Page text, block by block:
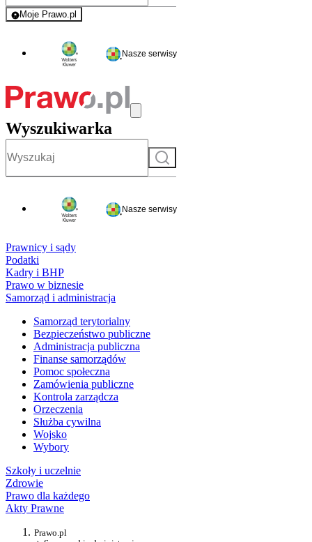
Moje Prawo.pl
- rejestracja i logowanie do serwisu
Nasze serwisy
Wyszukiwarka
Szukaj
Nasze serwisy
Prawnicy i sądy
Podatki
Kadry i BHP
Prawo w biznesie
Samorząd i administracja
Samorząd terytorialny
Bezpieczeństwo publiczne
Administracja publiczna
Finanse samorządów
Pomoc społeczna
Zamówienia publiczne
Kontrola zarządcza
Orzeczenia
Służba cywilna
Wojsko
Wybory
Szkoły i uczelnie
Zdrowie
Prawo dla każdego
Akty Prawne
Prawo.pl